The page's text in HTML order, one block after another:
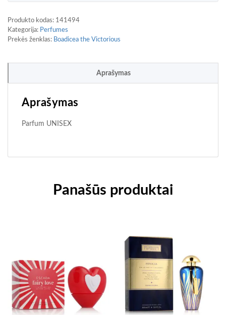
Produkto kodas: 141494
Kategorija: Perfumes
Prekės ženklas: Boadicea the Victorious
Aprašymas
Aprašymas
Parfum UNISEX
Panašūs produktai